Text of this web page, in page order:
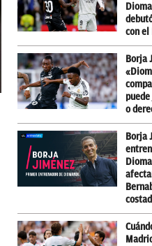
con el
Borja
o
Borja